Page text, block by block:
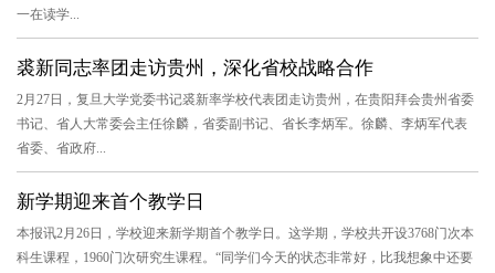
一在读学...
裘新同志率团走访贵州，深化省校战略合作
2月27日，复旦大学党委书记裘新率学校代表团走访贵州，在贵阳拜会贵州省委
书记、省人大常委会主任徐麟，省委副书记、省长李炳军。徐麟、李炳军代表
省委、省政府...
新学期迎来首个教学日
本报讯2月26日，学校迎来新学期首个教学日。这学期，学校共开设3768门次本
科生课程，1960门次研究生课程。“同学们今天的状态非常好，比我想象中还要